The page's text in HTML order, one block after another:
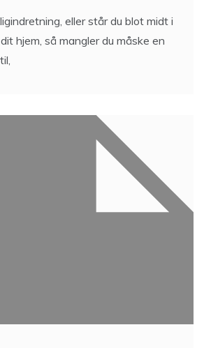
eller står du blot midt i
hjem, så mangler du måske en